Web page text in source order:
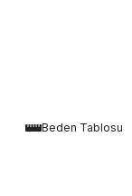
Beden Tablosu